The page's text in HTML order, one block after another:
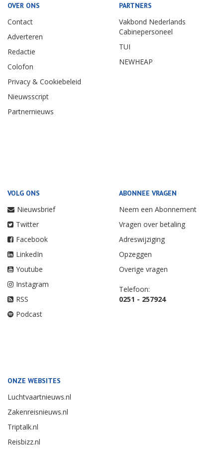
OVER ONS
Contact
Adverteren
Redactie
Colofon
Privacy & Cookiebeleid
Nieuwsscript
Partnernieuws
PARTNERS
Vakbond Nederlands
Cabinepersoneel
TUI
NEWHEAP
VOLG ONS
Nieuwsbrief
Twitter
Facebook
LinkedIn
Youtube
Instagram
RSS
Podcast
ABONNEE VRAGEN
Neem een Abonnement
Vragen over betaling
Adreswijziging
Opzeggen
Overige vragen
Telefoon:
0251 - 257924
ONZE WEBSITES
Luchtvaartnieuws.nl
Zakenreisnieuws.nl
Triptalk.nl
Reisbizz.nl